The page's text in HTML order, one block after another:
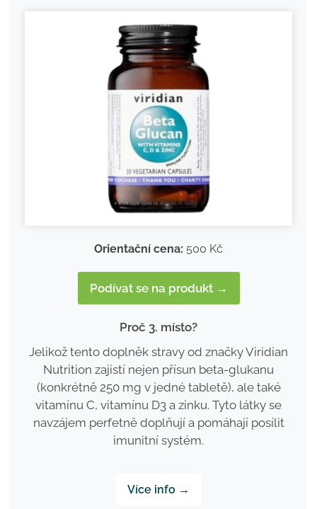
Orientační cena: 500 Kč
Podívat se na produkt →
Proč 3. místo?
Jelikož tento doplněk stravy od značky Viridian
Nutrition zajistí nejen přísun beta-glukanu
(konkrétně 250 mg v jedné tabletě), ale také
vitamínu C, vitamínu D3 a zinku. Tyto látky se
navzájem perfetně doplňují a pomáhají posílit
imunitní systém.
Více info →